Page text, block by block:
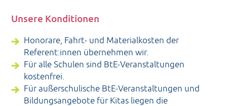
Unsere Konditionen
Honorare, Fahrt- und Materialkosten der
Referent:innen übernehmen wir.
Für alle Schulen sind BtE-Veranstaltungen
kostenfrei.
Für außerschulische BtE-Veranstaltungen und
Bildungsangebote für Kitas liegen die